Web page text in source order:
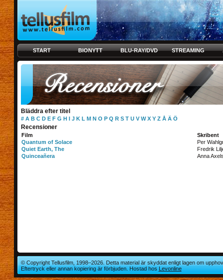
START BIONYTT BLU-RAY/DVD STREAMING
Bläddra efter titel
# A B C D E F G H I J K L M N O P Q R S T U V W X Y Z Å Ä Ö
Recensioner
Film
Skribent
Quantum of Solace
Per
Quiet Earth, The
Fredrik
Quinceañera
Anna
© Copyright Tellusfilm, 1998–2026. Detta material är skyddat enligt lagen om
Eftertryck eller annan kopiering är förbjuden. Hostad hosLevonline